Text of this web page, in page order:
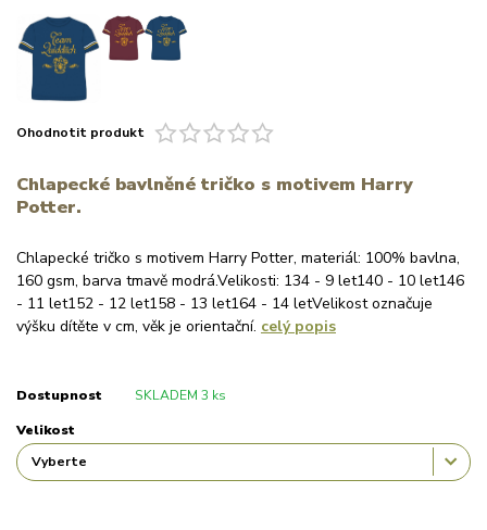
Ohodnotit produkt
Chlapecké bavlněné tričko s motivem Harry
Potter.
Chlapecké tričko s motivem Harry Potter, materiál: 100% bavlna,
160 gsm, barva tmavě modrá.Velikosti: 134 - 9 let140 - 10 let146
- 11 let152 - 12 let158 - 13 let164 - 14 letVelikost označuje
výšku dítěte v cm, věk je orientační. celý popis
Dostupnost SKLADEM 3 ks
Velikost